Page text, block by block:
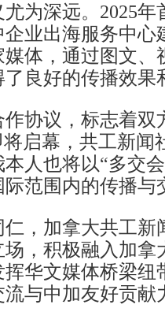
为深远。2025年
业出海服务中心
体，通过图文、
良好的传播效果
协议，标志着双
启幕，共工新闻
人也将以“多交
范围内的传播与
，加拿大共工新
，积极融入加拿
华文媒体桥梁纽
与中加友好贡献